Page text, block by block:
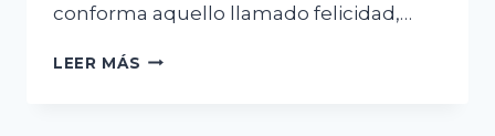
conforma aquello llamado felicidad,…
LEER MÁS PEQUEÑAS